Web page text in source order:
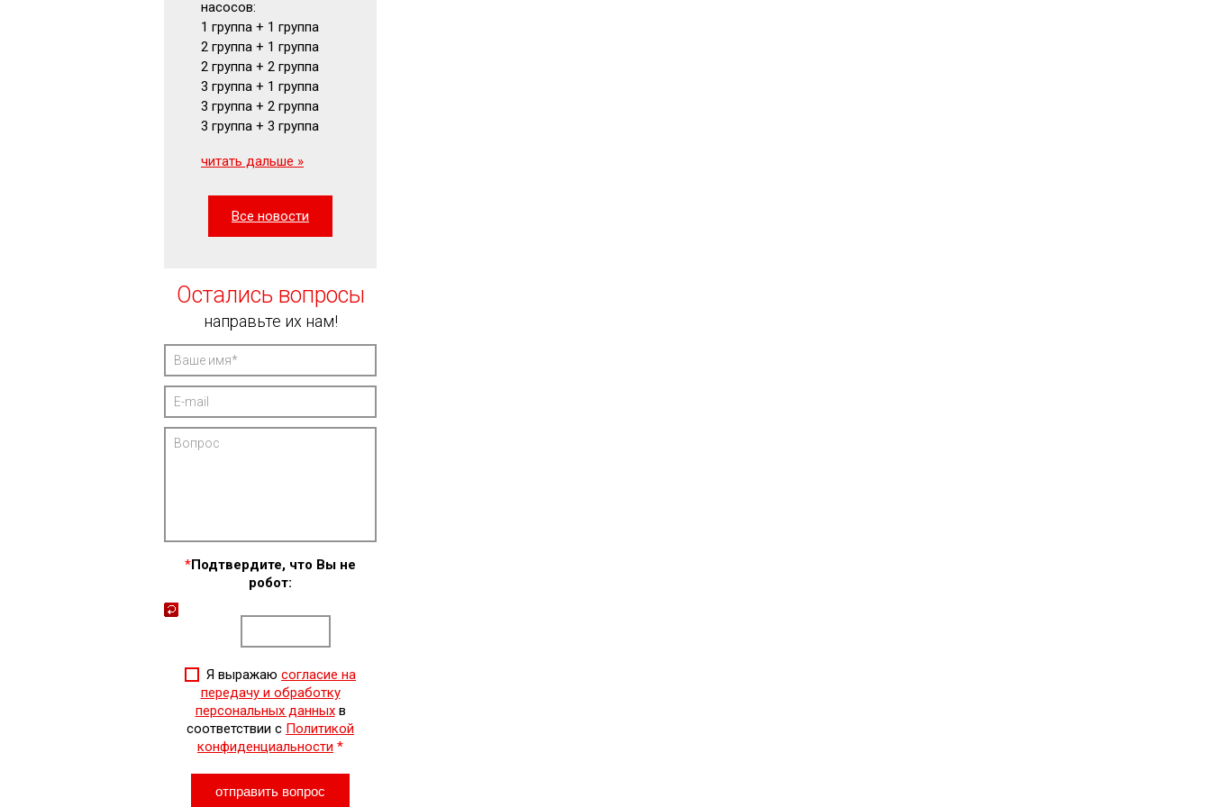
насосов:
1 группа + 1 группа
2 группа + 1 группа
2 группа + 2 группа
3 группа + 1 группа
3 группа + 2 группа
3 группа + 3 группа
читать дальше »
Все новости
Остались вопросы
направьте их нам!
*Подтвердите, что Вы не
робот:
Я выражаю согласие на
передачу и обработку
персональных данныхв
соответствии с Политикой
конфиденциальности *